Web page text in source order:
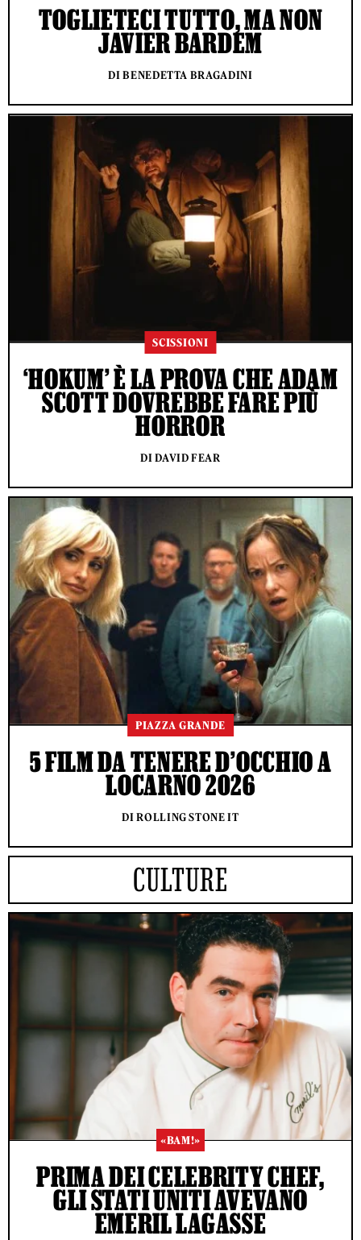
TOGLIETECI TUTTO, MA NON
JAVIER BARDEM
DI BENEDETTA BRAGADINI
SCISSIONI
‘HOKUM’ È LA PROVA CHE ADAM
SCOTT DOVREBBE FARE PIÙ
HORROR
DI DAVID FEAR
PIAZZA GRANDE
5 FILM DA TENERE D’OCCHIO A
LOCARNO 2026
DI ROLLING STONE IT
CULTURE
«BAM!»
PRIMA DEI CELEBRITY CHEF,
GLI STATI UNITI AVEVANO
EMERIL LAGASSE